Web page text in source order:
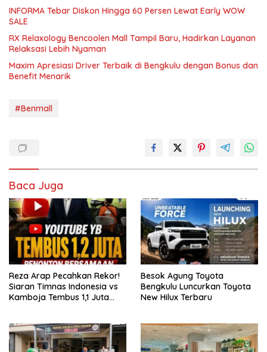
INFORMA Tebar Diskon Hingga 60 Persen Lewat Early WOW
SALE
RX Relaxology Bencoolen Mall Tampil Baru, Hadirkan Layanan
Relaksasi Lebih Nyaman
Maxim Apresiasi Driver Terbaik di Bengkulu dengan Bonus dan
Benefit Menarik
#Benmall
Baca Juga
Reza Arap Pecahkan Rekor!
Siaran Timnas Indonesia vs
Kamboja Tembus 1,1 Juta
Besok Agung Toyota
Bengkulu Luncurkan Toyota
New Hilux Terbaru